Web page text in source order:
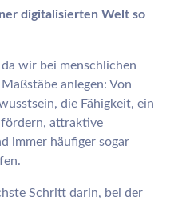
digitalisierten Welt so
wir bei menschlichen
anlegen: Von
die Fähigkeit, ein
attraktive
immer häufiger sogar
Schritt darin, bei der